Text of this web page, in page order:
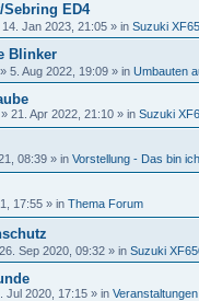
Sebring ED4
14. Jan 2023, 21:05 » in Suzuki
Blinker
» 5. Aug 2022, 19:09 » in Umbauten
» 21. Apr 2022, 21:10 » in Suzuki
08:39 » in Vorstellung - Das bin ich
17:55 » in Thema Forum
26. Sep 2020, 09:32 » in Suzuki
Jul 2020, 17:15 » in